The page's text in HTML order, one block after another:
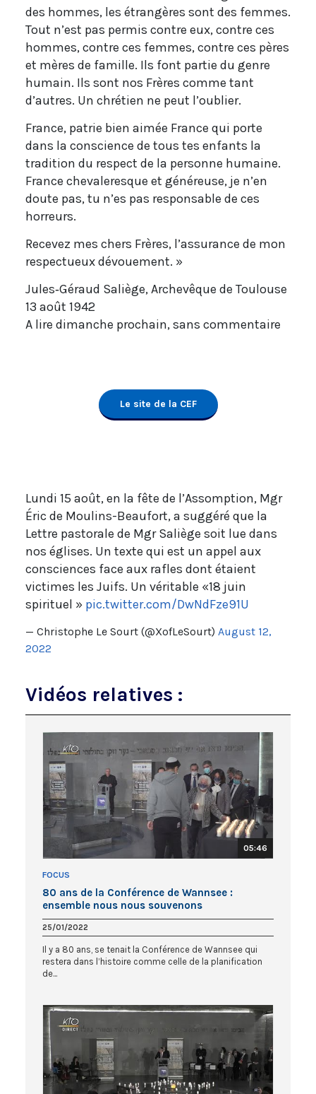
des hommes, les étrangères sont des femmes.
Tout n’est pas permis contre eux, contre ces
hommes, contre ces femmes, contre ces pères
et mères de famille. Ils font partie du genre
humain. Ils sont nos Frères comme tant
d’autres. Un chrétien ne peut l’oublier.
France, patrie bien aimée France qui porte
dans la conscience de tous tes enfants la
tradition du respect de la personne humaine.
France chevaleresque et généreuse, je n’en
doute pas, tu n’es pas responsable de ces
horreurs.
Recevez mes chers Frères, l’assurance de mon
respectueux dévouement. »
Jules‐Géraud Saliège, Archevêque de Toulouse
13 août 1942
A lire dimanche prochain, sans commentaire
Le site de la CEF
Lundi 15 août, en la fête de l’Assomption, Mgr
Éric de Moulins-Beaufort, a suggéré que la
Lettre pastorale de Mgr Saliège soit lue dans
nos églises. Un texte qui est un appel aux
consciences face aux rafles dont étaient
victimes les Juifs. Un véritable «18 juin
spirituel » pic.twitter.com/DwNdFze91U
— Christophe Le Sourt (@XofLeSourt) August 12,
2022
Vidéos relatives :
05:46
FOCUS
80 ans de la Conférence de Wannsee :
ensemble nous nous souvenons
25/01/2022
Il y a 80 ans, se tenait la Conférence de Wannsee qui
restera dans l’histoire comme celle de la planification
de...